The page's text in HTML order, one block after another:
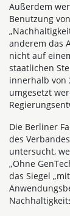
Außerdem
Benutzung
anderem das
nicht auf
staatlichen
innerhalb von
umgesetzt
Die Berliner
des
untersucht,
„Ohne
das Siegel